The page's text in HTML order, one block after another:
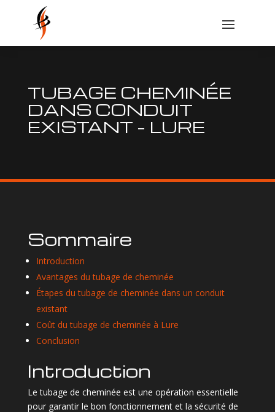
TUBAGE CHEMINÉE
DANS CONDUIT
EXISTANT – LURE
Sommaire
Introduction
Avantages du tubage de cheminée
Étapes du tubage de cheminée dans un conduit
existant
Coût du tubage de cheminée à Lure
Conclusion
Introduction
Le tubage de cheminée est une opération essentielle
pour garantir le bon fonctionnement et la sécurité de